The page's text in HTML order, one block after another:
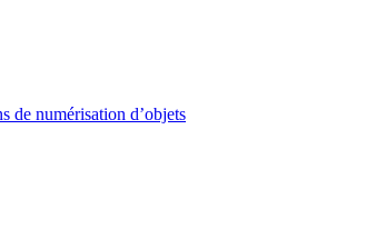
de numérisation d’objets